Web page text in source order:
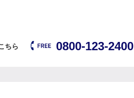
ちら 0800-123-2400